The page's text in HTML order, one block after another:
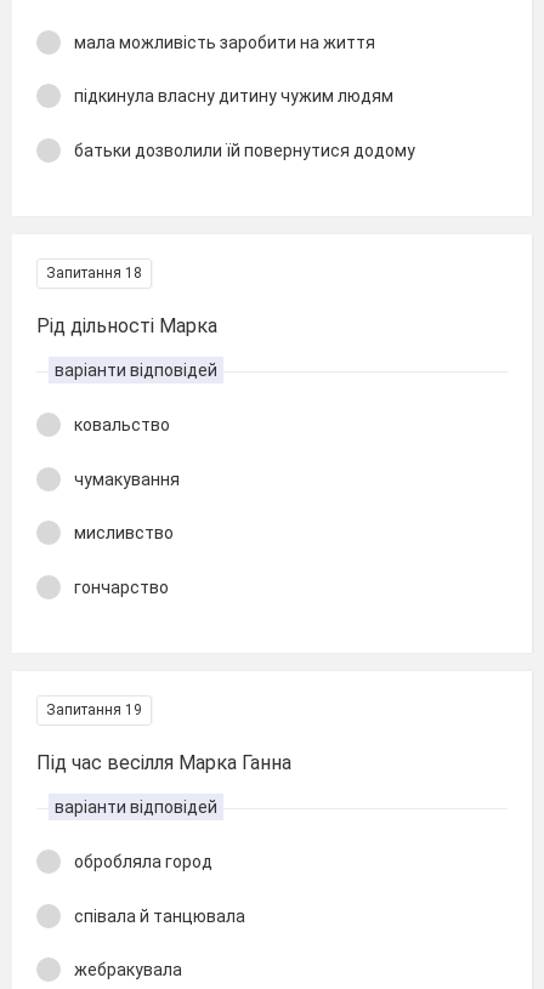
мала можливість заробити на життя
підкинула власну дитину чужим людям
батьки дозволили їй повернутися додому
Запитання 18
Рід дільності Марка
варіанти відповідей
ковальство
чумакування
мисливство
гончарство
Запитання 19
Під час весілля Марка Ганна
варіанти відповідей
обробляла город
співала й танцювала
жебракувала